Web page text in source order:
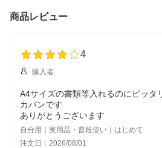
行 日本製 人気の メンズ
ショルダーバッグ
商品レビュー
4
購入者
A4サイズの書類等入れるのにピッタ
カバンです
ありがとうございます
自分用｜実用品・普段使い｜はじめて
注文日：2026/08/01